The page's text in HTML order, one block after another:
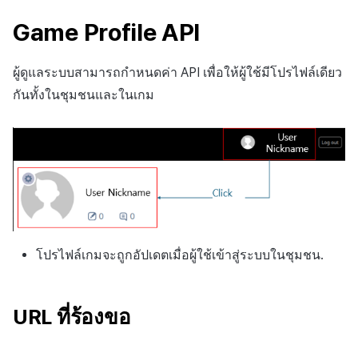
Game Profile API
ผู้ดูแลระบบสามารถกำหนดค่า API เพื่อให้ผู้ใช้มีโปรไฟล์เดียว
กันทั้งในชุมชนและในเกม
โปรไฟล์เกมจะถูกอัปเดตเมื่อผู้ใช้เข้าสู่ระบบในชุมชน.
URL ที่ร้องขอ